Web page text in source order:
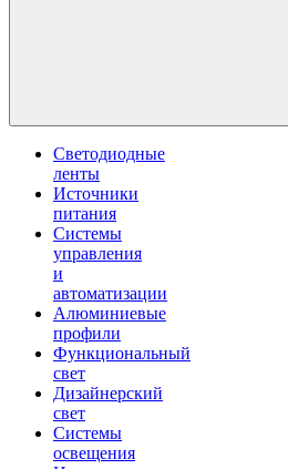
Светодиодные
ленты
Источники
питания
Системы
управления
и
автоматизации
Алюминиевые
профили
Функциональный
свет
Дизайнерский
свет
Системы
освещения